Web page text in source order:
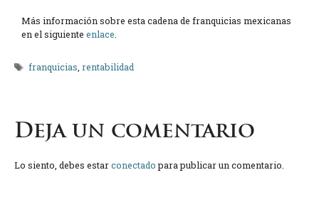
Más información sobre esta cadena de franquicias mexicanas
en el siguiente enlace
Etiquetas
franquicias,rentabilidad
Deja un comentario
Lo siento, debes estarconectadopara publicar un comentario.